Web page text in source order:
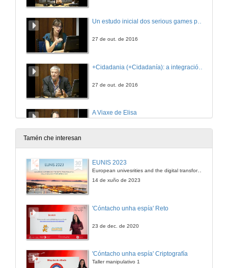
Un estudo inicial dos serious games para adestramento quirúrxico
27 de out. de 2016
27 de out. de 2016
A Viaxe de Elisa
27 de out. de 2016
Os videoxogos: xogo e Narratividade
Tamén che interesan
EUNIS 2023
European univesrities and the digital transformation: challenges and opportunities ahead
14 de xuño de 2023
'Cóntacho unha espía' Reto
23 de dec. de 2020
'Cóntacho unha espía' Criptografía
Taller manipulativo 1